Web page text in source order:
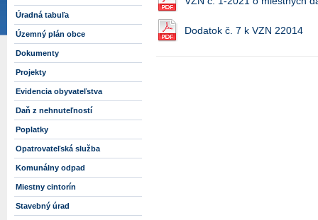
Úradná tabuľa
Územný plán obce
Dokumenty
Projekty
Evidencia obyvateľstva
Daň z nehnuteľností
Poplatky
Opatrovateľská služba
Komunálny odpad
Miestny cintorín
Stavebný úrad
Dodatok č. 7 k VZN 22014